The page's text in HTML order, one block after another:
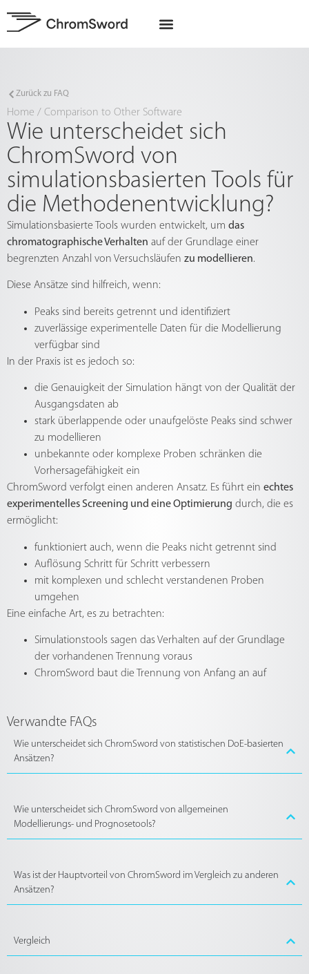
Zurück zu FAQ
Home / Comparison to Other Software
Wie unterscheidet sich
ChromSword von
simulationsbasierten Tools für
die Methodenentwicklung?
Simulationsbasierte Tools wurden entwickelt, um das
chromatographische Verhalten auf der Grundlage einer
begrenzten Anzahl von Versuchsläufen zu modellieren.
Diese Ansätze sind hilfreich, wenn:
Peaks sind bereits getrennt und identifiziert
zuverlässige experimentelle Daten für die Modellierung
verfügbar sind
In der Praxis ist es jedoch so:
die Genauigkeit der Simulation hängt von der Qualität der
Ausgangsdaten ab
stark überlappende oder unaufgelöste Peaks sind schwer
zu modellieren
unbekannte oder komplexe Proben schränken die
Vorhersagefähigkeit ein
ChromSword verfolgt einen anderen Ansatz. Es führt ein echtes
experimentelles Screening und eine Optimierung durch, die es
ermöglicht:
funktioniert auch, wenn die Peaks nicht getrennt sind
Auflösung Schritt für Schritt verbessern
mit komplexen und schlecht verstandenen Proben
umgehen
Eine einfache Art, es zu betrachten:
Simulationstools sagen das Verhalten auf der Grundlage
der vorhandenen Trennung voraus
ChromSword baut die Trennung von Anfang an auf
Verwandte FAQs
Wie unterscheidet sich ChromSword von statistischen DoE-basierten
Ansätzen?
Wie unterscheidet sich ChromSword von allgemeinen
Modellierungs- und Prognosetools?
Was ist der Hauptvorteil von ChromSword im Vergleich zu anderen
Ansätzen?
Vergleich